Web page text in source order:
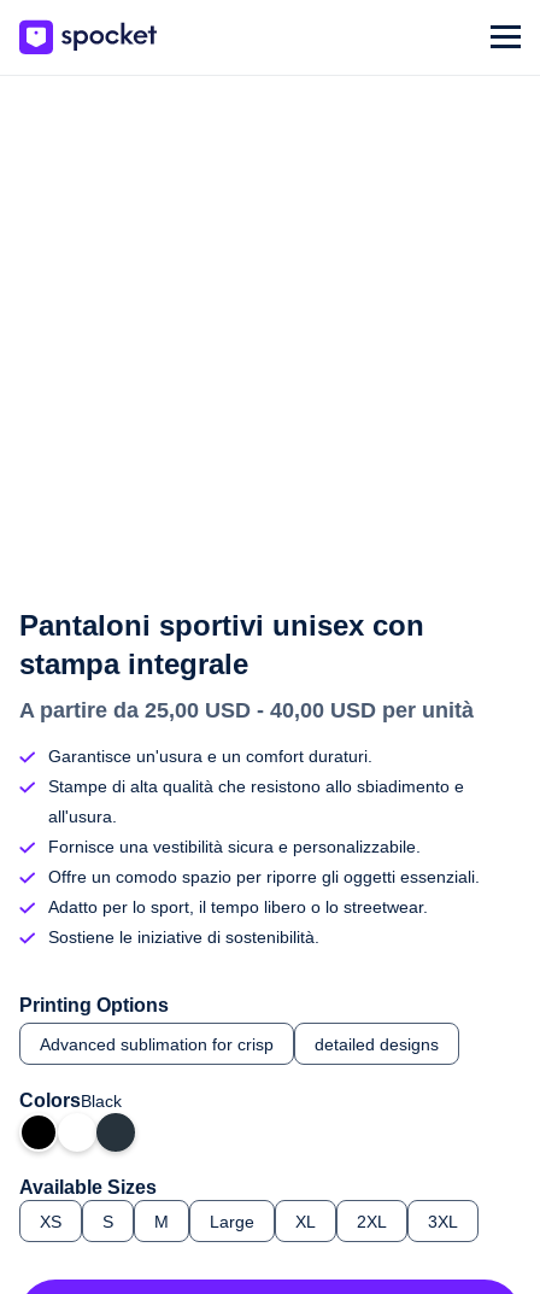
Pantaloni sportivi unisex con
stampa integrale
A partire da 25,00 USD - 40,00 USD per unità
Garantisce un'usura e un comfort duraturi.
Stampe di alta qualità che resistono allo sbiadimento e
all'usura.
Fornisce una vestibilità sicura e personalizzabile.
Offre un comodo spazio per riporre gli oggetti essenziali.
Adatto per lo sport, il tempo libero o lo streetwear.
Sostiene le iniziative di sostenibilità.
Printing Options
Advanced sublimation for crisp detailed designs
ColorsBlack
Available Sizes
XS S M Large XL 2XL 3XL